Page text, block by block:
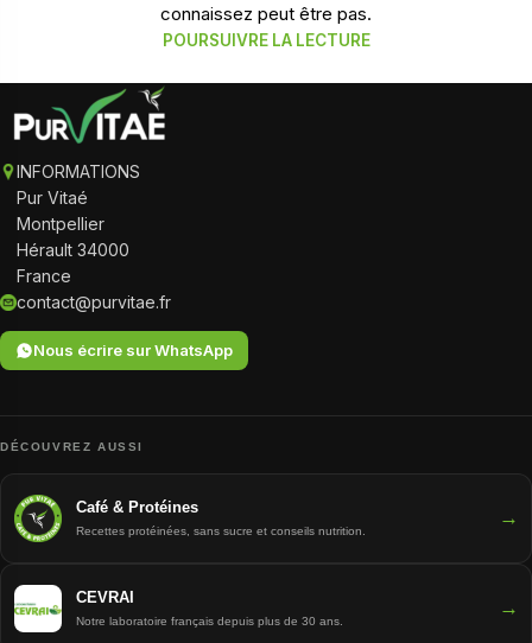
connaissez peut être pas.
POURSUIVRE LA LECTURE
INFORMATIONS
Pur Vitaé
Montpellier
Hérault 34000
France
contact@purvitae.fr
Nous écrire sur WhatsApp
DÉCOUVREZ AUSSI
Café & Protéines
Recettes protéinées, sans sucre et conseils nutrition.
→
CEVRAI
Notre laboratoire français depuis plus de 30 ans.
→